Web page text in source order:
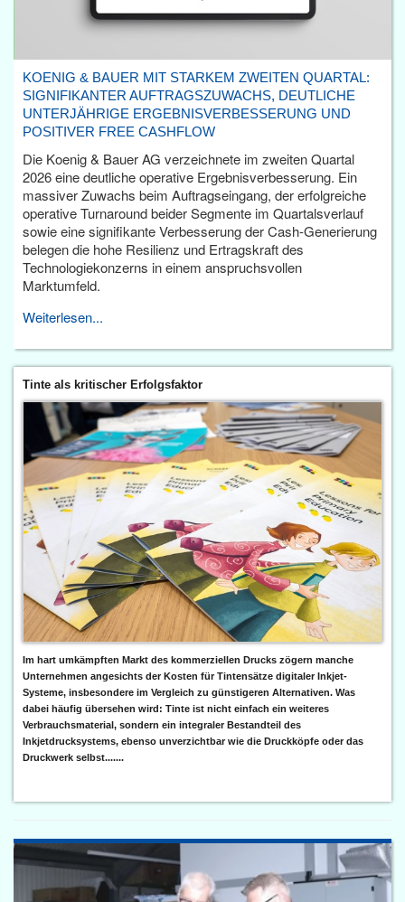
KOENIG & BAUER MIT STARKEM ZWEITEN QUARTAL:
SIGNIFIKANTER AUFTRAGSZUWACHS, DEUTLICHE
UNTERJÄHRIGE ERGEBNISVERBESSERUNG UND
POSITIVER FREE CASHFLOW
Die Koenig & Bauer AG verzeichnete im zweiten Quartal
2026 eine deutliche operative Ergebnisverbesserung. Ein
massiver Zuwachs beim Auftragseingang, der erfolgreiche
operative Turnaround beider Segmente im Quartalsverlauf
sowie eine signifikante Verbesserung der Cash-Generierung
belegen die hohe Resilienz und Ertragskraft des
Technologiekonzerns in einem anspruchsvollen
Marktumfeld.
Weiterlesen...
Tinte als kritischer Erfolgsfaktor
Im hart umkämpften Markt des kommerziellen Drucks zögern manche
Unternehmen angesichts der Kosten für Tintensätze digitaler Inkjet-
Systeme, insbesondere im Vergleich zu günstigeren Alternativen. Was
dabei häufig übersehen wird: Tinte ist nicht einfach ein weiteres
Verbrauchsmaterial, sondern ein integraler Bestandteil des
Inkjetdrucksystems, ebenso unverzichtbar wie die Druckköpfe oder das
Druckwerk selbst.......